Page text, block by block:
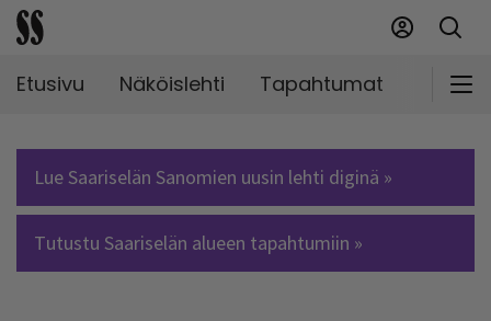
Etusivu Näköislehti Tapahtumat
Lue Saariselän Sanomien uusin lehti diginä »
Tutustu Saariselän alueen tapahtumiin »